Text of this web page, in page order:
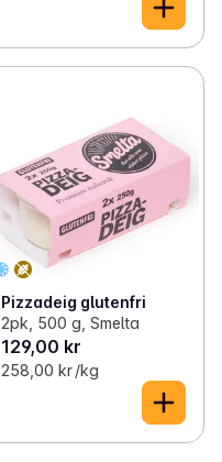
Pizzadeig glutenfri
2pk, 500 g, Smelta
129,00 kr
258,00 kr /kg